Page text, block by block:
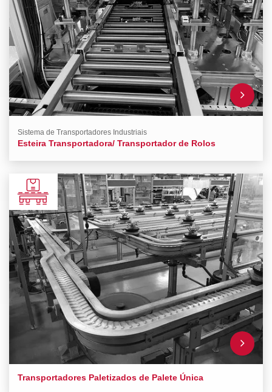
Sistema de Transportadores Industriais
Esteira Transportadora/ Transportador de Rolos
Transportadores Paletizados de Palete Única